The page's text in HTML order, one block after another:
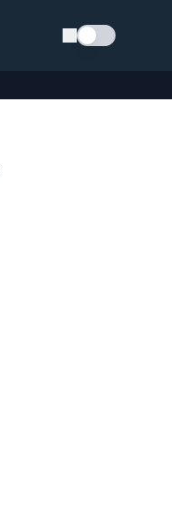
Schimba tema